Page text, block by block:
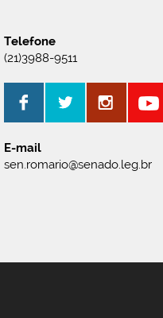
Telefone
(21)3988-9511
E-mail
sen.romario@senado.leg.br